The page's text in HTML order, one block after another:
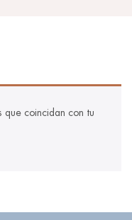
que coincidan con tu